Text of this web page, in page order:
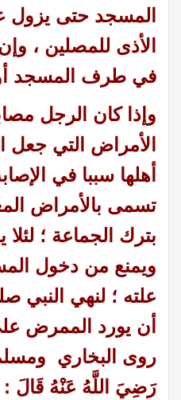
المسجد حتى يزول
الأذى للمصلين ،
في طرف المسجد
وإذا كان الرجل
الأمراض التي جعل
أهلها سببا في
تسمى بالأمراض
بترك الجماعة ؛
ويمنع من دخول
علته ؛ لنهي النبي
أن يورد الممرض
روى البخاري
رَضِيَ اللَّهُ عَنْهُ قَالَ :